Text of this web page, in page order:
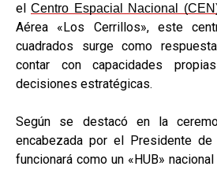
elCentro Espacial Nacional
Aérea «Los Cerrillos», este
cuadrados surge como
contar con capacidades
decisiones estratégicas.
Según se destacó en la
encabezada por el Presidente de
funcionará como un «HUB»